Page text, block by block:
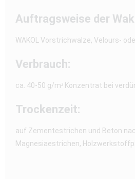
Auftragsweise der
WAKOL Vorstrichwalze, Velours-
Verbrauch:
ca. 40-50 g/m² Konzentrat bei
Trockenzeit:
auf Zementestrichen und Beton
Magnesiaestrichen,